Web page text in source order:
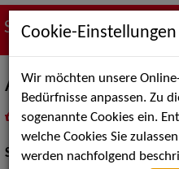
Suche nach
Anja
inMeine Merklistelegen
Schauspiel:Bühne, Film und
Cookie-Einstellungen
Wir möchten unsere
Bedürfnisse anpassen. Zu
sogenannte Cookies ein.
welche Cookies Sie
werden nachfolgend